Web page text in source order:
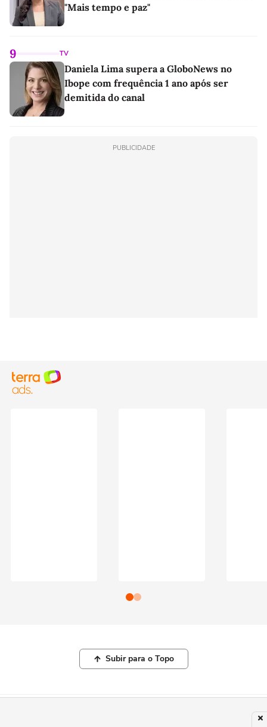
"Mais tempo e paz"
9 TV
Daniela Lima supera a GloboNews no
Ibope com frequência 1 ano após ser
demitida do canal
PUBLICIDADE
Subir para o Topo